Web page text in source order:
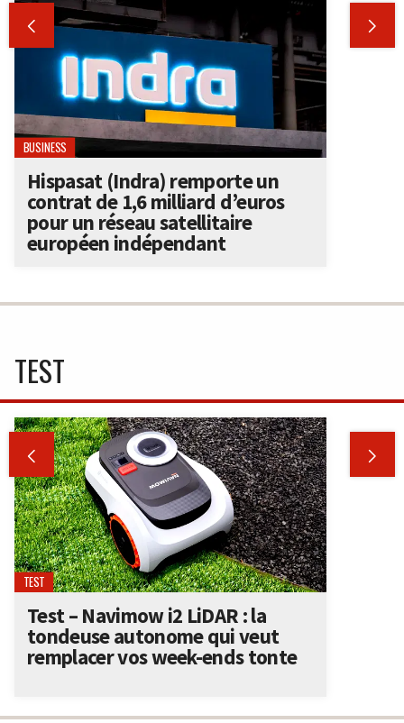
 
BUSINESS
Hispasat (Indra) remporte un
contrat de 1,6 milliard d’euros
pour un réseau satellitaire
européen indépendant
TEST
 
TEST
Test – Navimow i2 LiDAR : la
tondeuse autonome qui veut
remplacer vos week-ends tonte